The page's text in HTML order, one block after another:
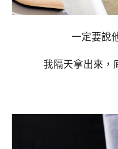
一定要說
我隔天拿出來，